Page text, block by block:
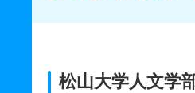
松山大学人文学